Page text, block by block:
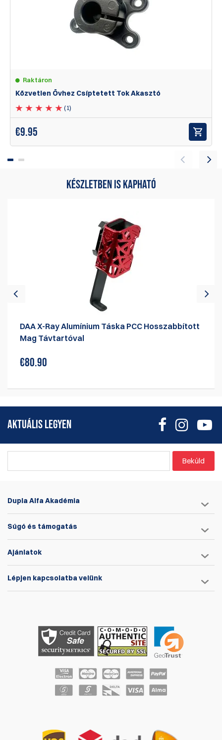
Nyolc rögzítési pont, amelyek biztosítják az igazi kézre
állíthatóságot, magassági opciókat és a lehetőséget,
hogy a lövedékek kifelé nézzenek.
Egy robosztus alumínium labdaízületű övcsipesz, ami
lehetővé teszi a felhasználók számára, hogy beállítsák a
Csak 1.5”
Egy kulcs-ülék illeszkedés egy egyedi széles fejű csavarral
mozgást vagy instabilitást.
Három állítható magasságú pozíció az acél megállító
tűnek, meghatározva, hogy a tár milyen mélyen ül a
Kényelmes szerszám nélküli feszültségszabályzás, egy
nagy feszültségkerékkel.
Alumínium toktestek négy anodizált színben kaphatók:
Kék, Piros, Fekete és Ezüst.
Tok Súlya:
Raktáron
Közvetlen Övhez Csíptetett Tok Akasztó
(1)
€9.95
KÉSZLETBEN IS KAPHATÓ
DAA X-Ray Alumínium Táska PCC Hosszabbított
Mag Távtartóval
€80.90
AKTUÁLIS LEGYEN
Beküld
Dupla Alfa Akadémia
Súgó és támogatás
Ajánlatok
Lépjen kapcsolatba velünk